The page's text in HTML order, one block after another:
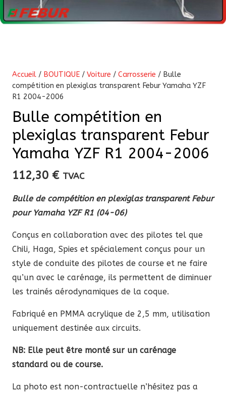
Accueil / BOUTIQUE / Voiture / Carrosserie / Bulle
compétition en plexiglas transparent Febur Yamaha YZF
R1 2004-2006
Bulle compétition en
plexiglas transparent Febur
Yamaha YZF R1 2004-2006
112,30 € TVAC
Bulle de compétition en plexiglas transparent Febur
pour Yamaha YZF R1 (04-06)
Conçus en collaboration avec des pilotes tel que
Chili, Haga, Spies et spécialement conçus pour un
style de conduite des pilotes de course et ne faire
qu’un avec le carénage, ils permettent de diminuer
les trainés aérodynamiques de la coque.
Fabriqué en PMMA acrylique de 2,5 mm, utilisation
uniquement destinée aux circuits.
NB: Elle peut être monté sur un carénage
standard ou de course.
La photo est non-contractuelle n’hésitez pas a